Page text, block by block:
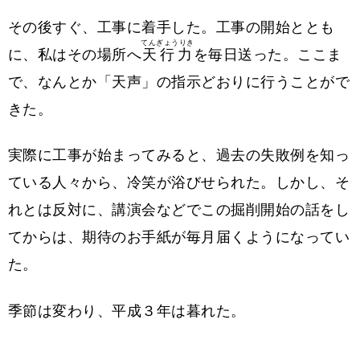
その後すぐ、工事に着手した。工事の開始ととも
に、私はその場所へ天行力
てんぎょうりき
を毎日送った。ここま
で、なんとか「天声」の指示どおりに行うことがで
きた。
実際に工事が始まってみると、過去の失敗例を知っ
ている人々から、冷笑が浴びせられた。しかし、そ
れとは反対に、講演会などでこの掘削開始の話をし
てからは、期待のお手紙が毎月届くようになってい
た。
季節は変わり、平成３年は暮れた。